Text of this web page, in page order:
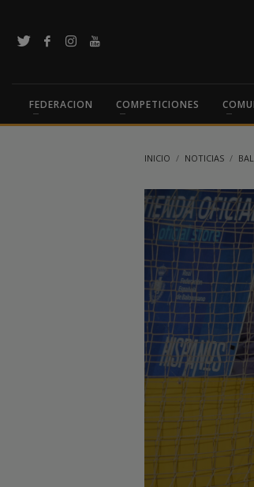
FEDERACION COMPETICIONES
INICIO NOTICIAS